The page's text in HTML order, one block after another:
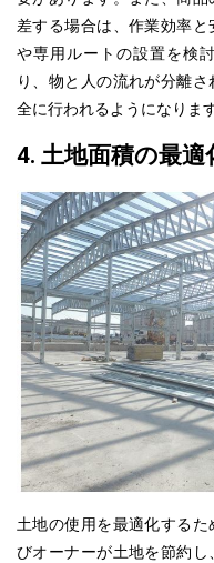
差する場合は、作業効率
や専用ルートの設置を検
り、物と人の流れが分離さ
全に行われるようになります
4. 土地面積の最
土地の使用を最適化する
びオーナーが土地を節約